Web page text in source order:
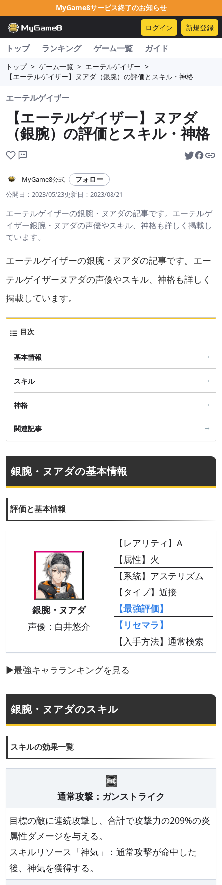
MyGame8サービス終了のお知らせ
ログイン 新規登録
トップ ランキング ゲーム一覧 ガイド
トップ > ゲーム一覧 > エーテルゲイザー >
【エーテルゲイザー】ヌアダ（銀腕）の評価とスキル・神格
エーテルゲイザー
【エーテルゲイザー】ヌアダ
（銀腕）の評価とスキル・神格
MyGame8公式 フォロー
公開日： 2023/05/23更新日： 2023/08/21
エーテルゲイザーの銀腕・ヌアダの記事です。エーテルゲ
イザー銀腕・ヌアダの声優やスキル、神格も詳しく掲載し
ています。
エーテルゲイザーの銀腕・ヌアダの記事です。エー
テルゲイザーヌアダの声優やスキル、神格も詳しく
掲載しています。
目次
基本情報
スキル
神格
関連記事
銀腕・ヌアダの基本情報
評価と基本情報
銀腕・ヌアダ
声優：白井悠介
【レアリティ】A
【属性】火
【系統】アステリズム
【タイプ】近接
【最強評価】
【リセマラ】
【入手方法】通常検索
▶最強キャラランキングを見る
銀腕・ヌアダのスキル
スキルの効果一覧
通常攻撃：ガンストライク
目標の敵に連続攻撃し、合計で攻撃力の209%の炎
属性ダメージを与える。
スキルリソース「神気」：通常攻撃が命中した
後、神気を獲得する。